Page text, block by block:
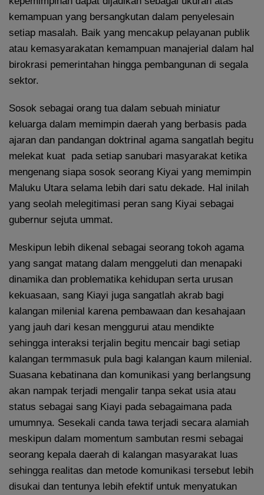
kemampuan yang bersangkutan dalam penyelesain
setiap masalah. Baik yang mencakup pelayanan publik
atau kemasyarakatan kemampuan manajerial dalam hal
birokrasi pemerintahan hingga pembangunan di segala
sektor.
Sosok sebagai orang tua dalam sebuah miniatur
keluarga dalam memimpin daerah yang berbasis pada
ajaran dan pandangan doktrinal agama sangatlah begitu
melekat kuat pada setiap sanubari masyarakat ketika
mengenang siapa sosok seorang Kiyai yang memimpin
Maluku Utara selama lebih dari satu dekade. Hal inilah
yang seolah melegitimasi peran sang Kiyai sebagai
gubernur sejuta ummat.
Meskipun lebih dikenal sebagai seorang tokoh agama
yang sangat matang dalam menggeluti dan menapaki
dinamika dan problematika kehidupan serta urusan
kekuasaan, sang Kiayi juga sangatlah akrab bagi
kalangan milenial karena pembawaan dan kesahajaan
yang jauh dari kesan menggurui atau mendikte
sehingga interaksi terjalin begitu mencair bagi setiap
kalangan termmasuk pula bagi kalangan kaum milenial.
Suasana kebatinana dan komunikasi yang berlangsung
akan nampak terjadi mengalir tanpa sekat usia atau
status sebagai sang Kiayi pada sebagaimana pada
umumnya. Sesekali canda tawa terjadi secara alamiah
meskipun dalam momentum sambutan resmi sebagai
seorang kepala daerah di kalangan masyarakat luas
sehingga realitas dan metode komunikasi tersebut lebih
disukai dan tentunya lebih efektif untuk menyatukan